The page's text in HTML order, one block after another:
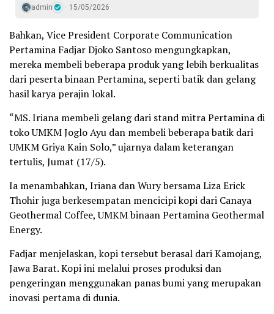
admin 15/05/2026
Bahkan, Vice President Corporate Communication
Pertamina Fadjar Djoko Santoso mengungkapkan,
mereka membeli beberapa produk yang lebih berkualitas
dari peserta binaan Pertamina, seperti batik dan gelang
hasil karya perajin lokal.
“MS. Iriana membeli gelang dari stand mitra Pertamina di
toko UMKM Joglo Ayu dan membeli beberapa batik dari
UMKM Griya Kain Solo,” ujarnya dalam keterangan
tertulis, Jumat (17/5).
Ia menambahkan, Iriana dan Wury bersama Liza Erick
Thohir juga berkesempatan mencicipi kopi dari Canaya
Geothermal Coffee, UMKM binaan Pertamina Geothermal
Energy.
Fadjar menjelaskan, kopi tersebut berasal dari Kamojang,
Jawa Barat. Kopi ini melalui proses produksi dan
pengeringan menggunakan panas bumi yang merupakan
inovasi pertama di dunia.